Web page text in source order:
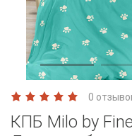
0
КПБ Milo by